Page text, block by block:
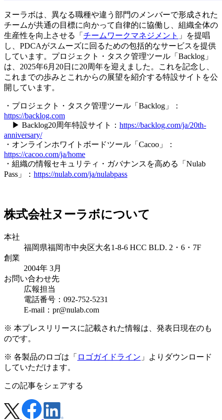
ヌーラボは、異なる職種や違う部門のメンバーで形成された
チームが共通の目標に向かって自律的に協働し、組織全体の
生産性を向上させる「 チームワークマネジメント 」を提唱
し、PDCAがスムーズに回るための包括的なサービスを提供
しています。プロジェクト・タスク管理ツール「Backlog」
は、2025年6月20日に20周年を迎えました。これを記念し、
これまでの歩みとこれからの展望を紹介する特設サイトを公
開しています。
・プロジェクト・タスク管理ツール「Backlog」：
https://backlog.com
▶ Backlog20周年特設サイト： https://backlog.com/ja/20th-
anniversary/
・オンラインホワイトボードツール「Cacoo」：
https://cacoo.com/ja/home
・組織の情報セキュリティ・ガバナンスを高める「Nulab
Pass」： https://nulab.com/ja/nulabpass
株式会社ヌーラボについて
本社
福岡県福岡市中央区大名1-8-6 HCC BLD. 2・6・7F
創業
2004年 3月
お問い合わせ先
広報担当
電話番号：092-752-5231
E-mail：pr@nulab.com
※ 本プレスリリースに記載された情報は、発表日現在のも
のです。
※ 各製品のロゴは「 ロゴガイドライン 」よりダウンロード
していただけます。
この記事をシェアする